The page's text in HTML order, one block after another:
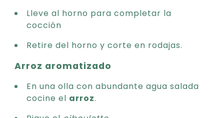
Lleve al horno para completar la
cocción
Retire del horno y corte en rodajas.
Arroz aromatizado
En una olla con abundante agua salada
cocine el arroz.